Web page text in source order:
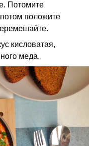
Потомите
положите
кисловатая,
меда.